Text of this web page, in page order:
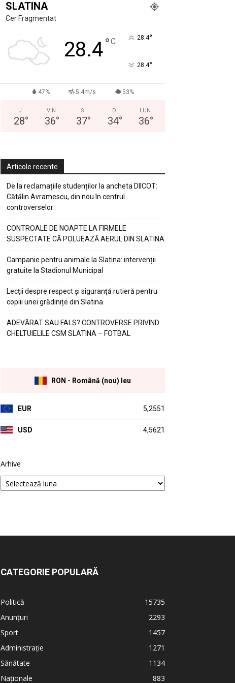
SLATINA
Cer Fragmentat
28.4°C 28.4°
28.4°
47% 5.4m/s 53%
J
28°
VIN
36°
S
37°
D
34°
LUN
36°
Articole recente
De la reclamațiile studenților la ancheta DIICOT:
Cătălin Avramescu, din nou în centrul
controverselor
CONTROALE DE NOAPTE LA FIRMELE
SUSPECTATE CĂ POLUEAZĂ AERUL DIN SLATINA
Campanie pentru animale la Slatina: intervenții
gratuite la Stadionul Municipal
Lecții despre respect și siguranță rutieră pentru
copiii unei grădinițe din Slatina
ADEVĂRAT SAU FALS? CONTROVERSE PRIVIND
CHELTUIELILE CSM SLATINA – FOTBAL
RON - Română (nou) leu
EUR 5,2551
USD 4,5621
Arhive
CATEGORIE POPULARĂ
Politică
15735
Anunțuri
2293
Sport
1457
Administrație
1271
Sănătate
1134
Naționale
883